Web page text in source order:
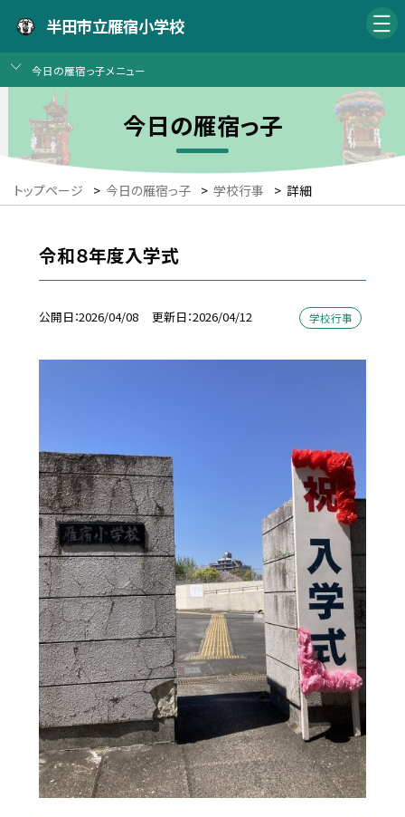
半田市立雁宿小学校
今日の雁宿っ子メニュー
今日の雁宿っ子
トップページ > 今日の雁宿っ子 > 学校行事 > 詳細
令和８年度入学式
公開日 2026/04/08 更新日 2026/04/12 学校行事